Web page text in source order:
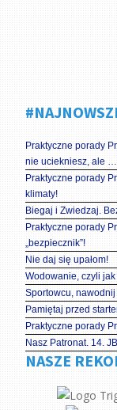
Praktyczne porady
nie uciekniesz, ale …
Praktyczne porady
klimaty!
Biegaj i Zwiedzaj.
Praktyczne porady
„bezpiecznik”!
Nie daj się upałom!
Wodowanie, czyli
Sportowcu,
Pamiętaj przed
Praktyczne porady
Nasz Patronat. 14.
NASZE